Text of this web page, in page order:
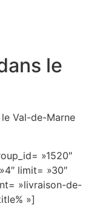
le
Val-de-Marne
»1520″
limit= »30″
»livraison-de-
»]